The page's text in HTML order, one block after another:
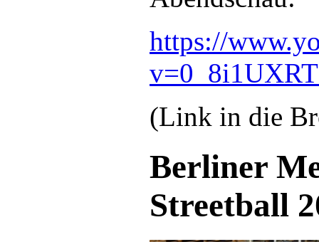
https://
(Link in die
Berliner
Streetball